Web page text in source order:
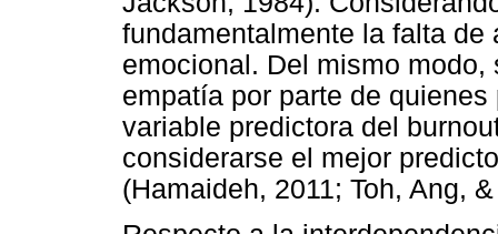
fundamentalmente la falta
emocional. Del mismo
empatía por parte de
variable predictora del
considerarse el mejor
(Hamaideh, 2011; Toh, Ang,